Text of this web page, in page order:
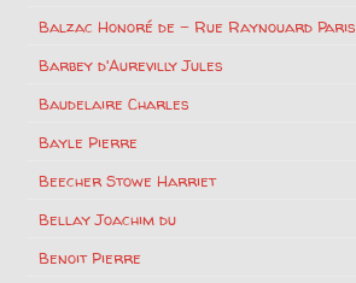
Balzac Honoré de – Rue Raynouard Paris
Barbey d'Aurevilly Jules
Baudelaire Charles
Bayle Pierre
Beecher Stowe Harriet
Bellay Joachim du
Benoit Pierre